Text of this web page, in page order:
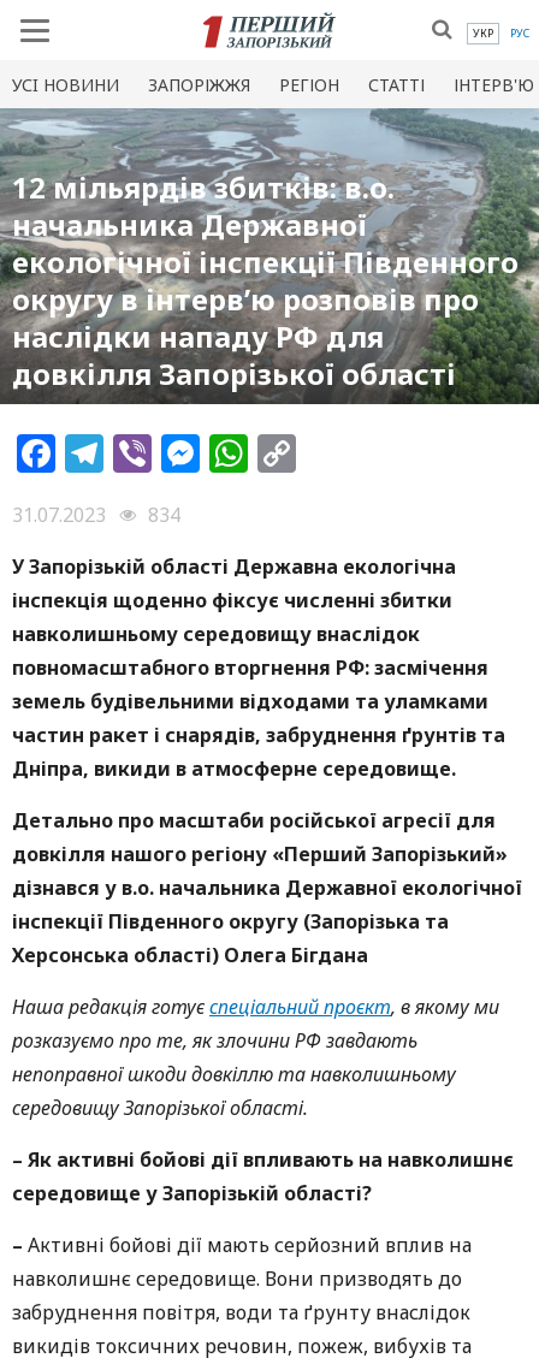
УКР РУС
УСI НОВИНИ ЗАПОРІЖЖЯ РЕГІОН СТАТТІ ІНТЕРВ'Ю
12 мільярдів збитків: в.о.
начальника Державної
екологічної інспекції Південного
округу в інтерв’ю розповів про
наслідки нападу РФ для
довкілля Запорізької області
Facebook
Telegram
ViberMessenger
WhatsApp
31.07.2023
834
У Запорізькій області Державна екологічна
інспекція щоденно фіксує численні збитки
навколишньому середовищу внаслідок
повномасштабного вторгнення РФ: засмічення
земель будівельними відходами та уламками
частин ракет і снарядів, забруднення ґрунтів та
Дніпра, викиди в атмосферне середовище.
Детально про масштаби російської агресії для
довкілля нашого регіону «Перший Запорізький»
дізнався у в.о. начальника Державної екологічної
інспекції Південного округу (Запорізька та
Херсонська області) Олега Бігдана
Наша редакція готуєспеціальний проєкт, в якому ми
розказуємо про те, як злочини РФ завдають
непоправної шкоди довкіллю та навколишньому
середовищу Запорізької області.
– Як активні бойові дії впливають на навколишнє
середовище у Запорізькій області?
– Активні бойові дії мають серйозний вплив на
навколишнє середовище. Вони призводять до
забруднення повітря, води та ґрунту внаслідок
викидів токсичних речовин, пожеж, вибухів та